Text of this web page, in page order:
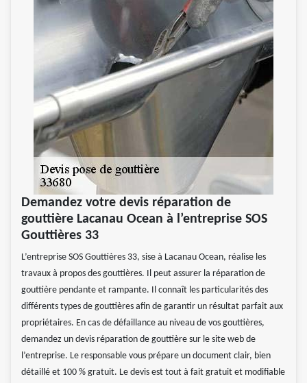
Demandez votre devis réparation de
gouttière Lacanau Ocean à l’entreprise SOS
Gouttières 33
L’entreprise SOS Gouttières 33, sise à Lacanau Ocean, réalise les
travaux à propos des gouttières. Il peut assurer la réparation de
gouttière pendante et rampante. Il connaît les particularités des
différents types de gouttières afin de garantir un résultat parfait aux
propriétaires. En cas de défaillance au niveau de vos gouttières,
demandez un devis réparation de gouttière sur le site web de
l’entreprise. Le responsable vous prépare un document clair, bien
détaillé et 100 % gratuit. Le devis est tout à fait gratuit et modifiable